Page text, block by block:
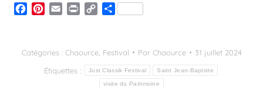
Facebook
Pinterest
Email Print
CopyPartager
Catégories : Chaource, Festival Par Chaource
31 juillet 2024
Étiquettes :
Just Classik Festival Saint Jean-Baptiste
visite du Patrimoine